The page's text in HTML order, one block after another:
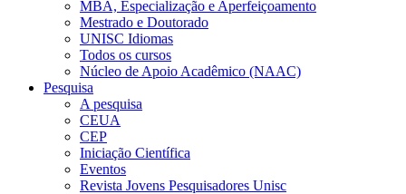
MBA, Especialização e Aperfeiçoamento
Mestrado e Doutorado
UNISC Idiomas
Todos os cursos
Núcleo de Apoio Acadêmico (NAAC)
Pesquisa
A pesquisa
CEUA
CEP
Iniciação Científica
Eventos
Revista Jovens Pesquisadores Unisc